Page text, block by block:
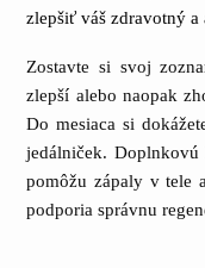
zlepšiť váš zdravotný a
Zostavte si svoj
zlepší alebo naopak
Do mesiaca si
jedálniček.
pomôžu zápaly v tele
podporia správnu